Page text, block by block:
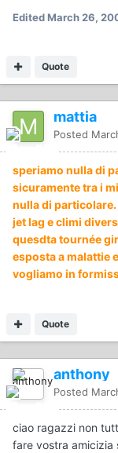
EditedMarch 26,
Quote
mattia
Posted
speriamo nulla di
sicuramente tra i
nulla di
jet lag e climi
quesdta tournée
esposta a malattie
vogliamo in
Quote
anthony
Posted
ciao ragazzi non
fare vostra amicizia